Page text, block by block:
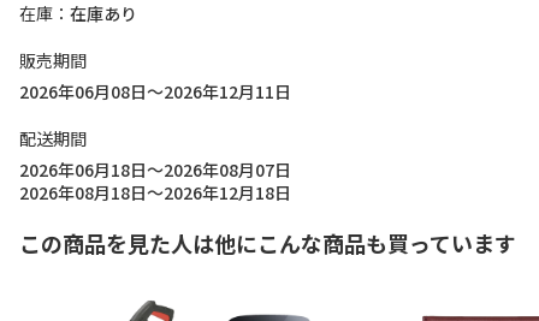
在庫
在庫あり
販売期間
2026年06月08日～2026年12月11日
配送期間
2026年06月18日～2026年08月07日
2026年08月18日～2026年12月18日
この商品を見た人は他にこんな商品も買っています